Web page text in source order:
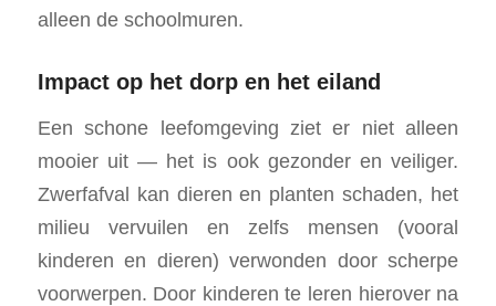
alleen de schoolmuren.
Impact op het dorp en het eiland
Een schone leefomgeving ziet er niet alleen
mooier uit — het is ook gezonder en veiliger.
Zwerfafval kan dieren en planten schaden, het
milieu vervuilen en zelfs mensen (vooral
kinderen en dieren) verwonden door scherpe
voorwerpen. Door kinderen te leren hierover na